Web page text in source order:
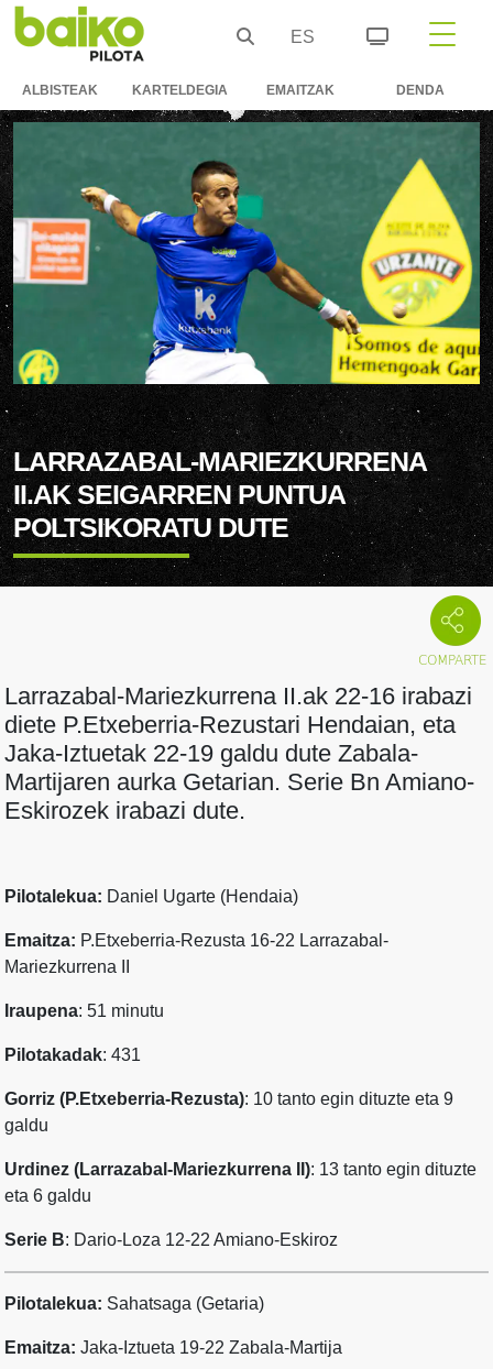
ES
ALBISTEAK KARTELDEGIA EMAITZAK DENDA
LARRAZABAL-MARIEZKURRENA
II.AK SEIGARREN PUNTUA
POLTSIKORATU DUTE
Larrazabal-Mariezkurrena II.ak 22-16 irabazi
diete P.Etxeberria-Rezustari Hendaian, eta
Jaka-Iztuetak 22-19 galdu dute Zabala-
Martijaren aurka Getarian. Serie Bn Amiano-
Eskirozek irabazi dute.
Pilotalekua: Daniel Ugarte (Hendaia)
Emaitza: P.Etxeberria-Rezusta 16-22 Larrazabal-
Mariezkurrena II
Iraupena: 51 minutu
Pilotakadak: 431
Gorriz (P.Etxeberria-Rezusta): 10 tanto egin dituzte eta 9
galdu
Urdinez (Larrazabal-Mariezkurrena II): 13 tanto egin dituzte
eta 6 galdu
Serie B: Dario-Loza 12-22 Amiano-Eskiroz
Pilotalekua: Sahatsaga (Getaria)
Emaitza: Jaka-Iztueta 19-22 Zabala-Martija